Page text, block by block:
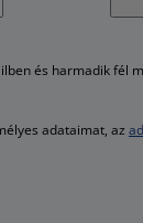
és harmadik fél
adataimat, az